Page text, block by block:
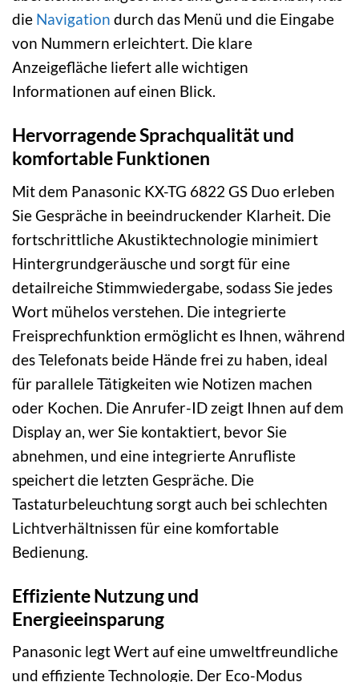
die Navigation durch das Menü und die Eingabe
von Nummern erleichtert. Die klare
Anzeigefläche liefert alle wichtigen
Informationen auf einen Blick.
Hervorragende Sprachqualität und
komfortable Funktionen
Mit dem Panasonic KX-TG 6822 GS Duo erleben
Sie Gespräche in beeindruckender Klarheit. Die
fortschrittliche Akustiktechnologie minimiert
Hintergrundgeräusche und sorgt für eine
detailreiche Stimmwiedergabe, sodass Sie jedes
Wort mühelos verstehen. Die integrierte
Freisprechfunktion ermöglicht es Ihnen, während
des Telefonats beide Hände frei zu haben, ideal
für parallele Tätigkeiten wie Notizen machen
oder Kochen. Die Anrufer-ID zeigt Ihnen auf dem
Display an, wer Sie kontaktiert, bevor Sie
abnehmen, und eine integrierte Anrufliste
speichert die letzten Gespräche. Die
Tastaturbeleuchtung sorgt auch bei schlechten
Lichtverhältnissen für eine komfortable
Bedienung.
Effiziente Nutzung und
Energieeinsparung
Panasonic legt Wert auf eine umweltfreundliche
und effiziente Technologie. Der Eco-Modus